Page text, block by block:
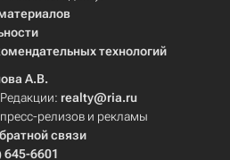
технологий
А.В.
realty@ria.ru
релизов и рекламы
связи
645-6601